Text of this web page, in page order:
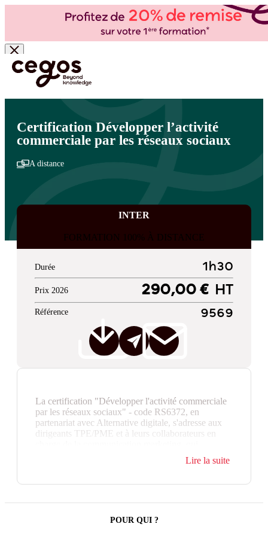
Skip to main content
Vous êtes ici : Accueil >Cegos, organisme de formation à Paris et en régions
>Vente et négociation
Certification Développer l’activité
commerciale par les réseaux sociaux
A distance
INTER
FORMATION 100% À DISTANCE
Durée 1h30
Prix 2026 290,00 € HT
Référence 9569
La certification "Développer l'activité commerciale
par les réseaux sociaux" - code RS6372, en
partenariat avec Alternative digitale, s'adresse aux
dirigeants TPE/PME et à leurs collaborateurs en
souhaitent acquérir des compétences clés sur
l'utilisation des réseaux sociaux à des fins de
réseaux sociaux, à élaborer une stratégie de
Lire la suite
POUR QUI ?